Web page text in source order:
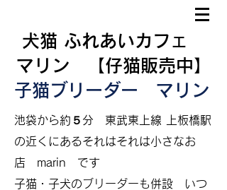
犬猫 ふれあいカフェ
マリン 【仔猫販売中】
子猫ブリーダー マリン
​池袋から約５分 東武東上線 上板橋駅
の近くにあるそれはそれは小さなお
店 marin です
​子猫・子犬のブリーダーも併設 いつ